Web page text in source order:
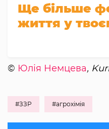
Ще більше
життя у
© Юлія Немцева,
#ЗЗР #агрохімія